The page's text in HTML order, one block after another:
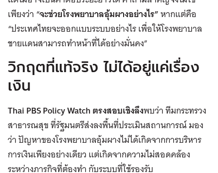
เพียงว่า “จะช่วยโรงพยาบาลอุ้มผางอย่างไร”หากแต่คือ
“ประเทศไทยจะออกแบบระบบอย่างไร เพื่อให้โรงพยาบาล
ชายแดนสามารถทำหน้าที่ได้อย่างมั่นคง”
วิกฤตที่แท้จริง ไม่ได้อยู่แค่เรื่อง
เงิน
Thai PBS Policy Watch ตรงสอบเชิงลึงพบว่า ทีมกระทรวง
สาธารณสุข ที่รัฐมนตรีส่งลงพื้นที่ประเมินสถานการณ์ มอง
ว่า ปัญหาของโรงพยาบาลอุ้มผางไม่ได้เกิดจากการบริหาร
การเงินเพียงอย่างเดียว แต่เกิดจากความไม่สอดคล้อง
ระหว่างภารกิจที่ต้องทำ กับระบบที่ใช้รองรับ